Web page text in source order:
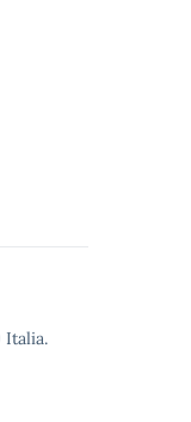
Italia.